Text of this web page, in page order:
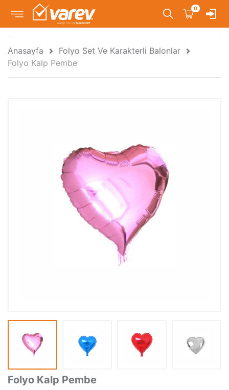
0
Anasayfa
Folyo Set Ve Karakterli Balonlar
Folyo Kalp Pembe
Folyo Kalp Pembe